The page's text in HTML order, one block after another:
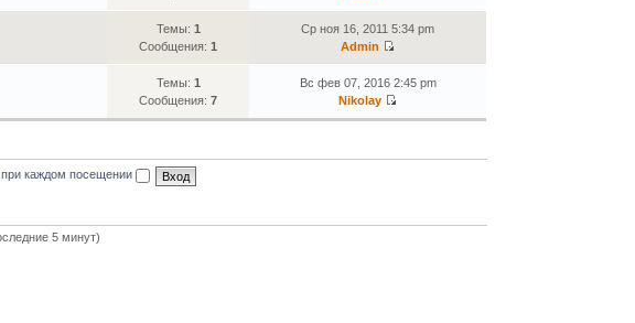
Темы: 1
Сообщения:1
Ср ноя 16, 2011 5:34 pm
Admin
Темы: 1
Сообщения:7
Вс фев 07, 2016 2:45 pm
Nikolay
каждом посещении
5 минут)